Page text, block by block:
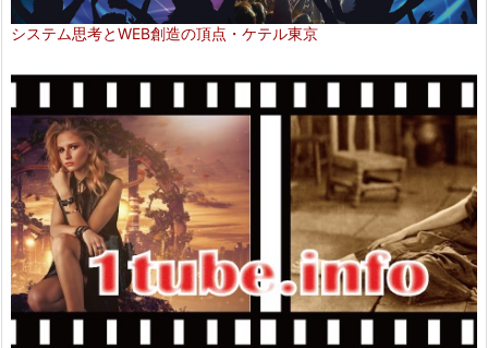
システム思考とWEB創造の頂点・ケテル東京